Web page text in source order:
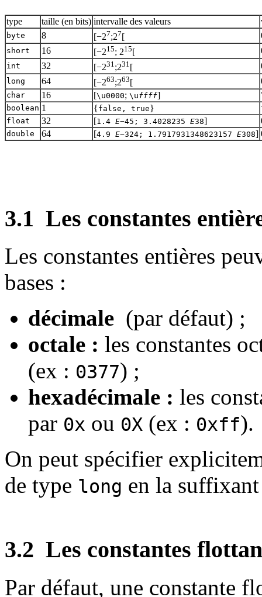
type taille (en bits) intervalle des valeurs
byte 8 [−27;27[
short 16 [−215; 215[
int 32 [−231 ;231 [
long 64 [−263;263[
char 16 [\u0000; \uffff]
boolean 1 {false, true}
float
32 [1.4 E−45; 3.4028235 E38]
double 64 [4.9 E−324; 1.7917931348623157 E308]
3.1 Les constantes
Les constantes entières
bases :
décimale (par défaut) ;
octale : les constantes
(ex : 0377) ;
hexadécimale : les
par 0x ou 0X (ex : 0xff).
On peut spécifier
de type long en la
3.2 Les constantes
Par défaut, une constante